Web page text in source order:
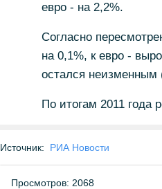
евро - на 2,2%.
Согласно
на 0,1%, к евро -
остался неизменным
По итогам 2011 года
Источник: РИА Новости
Просмотров: 2068